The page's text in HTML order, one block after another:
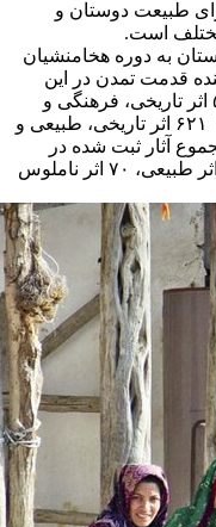
طبیعت دوستان و
مختلف است.
به دوره هخامنشیان
قدمت تمدن در این
استان است. خراسان شمالی هزار و ۵۰۰ اثر تاریخی، فرهنگی و
طبیعی شناخته شده دارد که از میان آنها ۶۲۱ اثر تاریخی، طبیعی و
آثار ثبت شده در
فهرست ملی کشور ۵۰۹ اثر تاریخی، ۴۲ اثر طبیعی، ۷۰ اثر ناملوس